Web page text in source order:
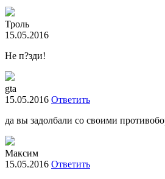
Троль
15.05.2016
Не п?зди!
gta
15.05.2016 Ответить
да вы задолбали со своими
Максим
15.05.2016 Ответить